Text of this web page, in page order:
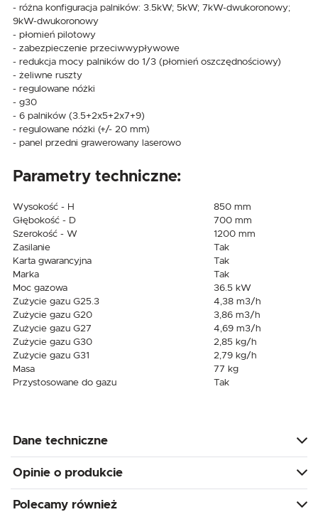
- różna konfiguracja palników: 3.5kW; 5kW; 7kW-dwukoronowy;
9kW-dwukoronowy
- płomień pilotowy
- zabezpieczenie przeciwwypływowe
- redukcja mocy palników do 1/3 (płomień oszczędnościowy)
- żeliwne ruszty
- regulowane nóżki
- g30
- 6 palników (3.5+2x5+2x7+9)
- regulowane nóżki (+/- 20 mm)
- panel przedni grawerowany laserowo
Parametry techniczne:
Wysokość - H
850 mm
Głębokość - D
700 mm
Szerokość - W
1200 mm
Zasilanie
Tak
Karta gwarancyjna
Tak
Marka
Tak
Moc gazowa
36.5 kW
Zużycie gazu G25.3
4,38 m3/h
Zużycie gazu G20
3,86 m3/h
Zużycie gazu G27
4,69 m3/h
Zużycie gazu G30
2,85 kg/h
Zużycie gazu G31
2,79 kg/h
Masa
77 kg
Przystosowane do gazu
Tak
Dane techniczne
Opinie o produkcie
Polecamy również